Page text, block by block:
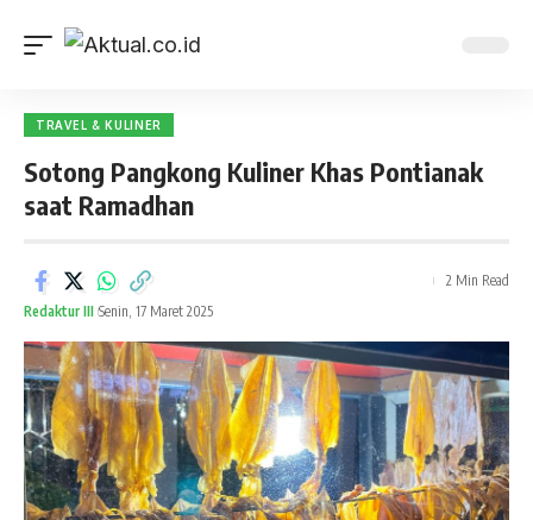
TRAVEL & KULINER
Sotong Pangkong Kuliner Khas Pontianak
saat Ramadhan
Redaktur III Senin, 17 Maret 2025
2 Min Read